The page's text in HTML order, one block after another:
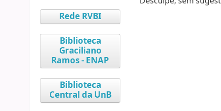
Rede RVBI
Biblioteca
Graciliano
Ramos - ENAP
Biblioteca
Central da UnB